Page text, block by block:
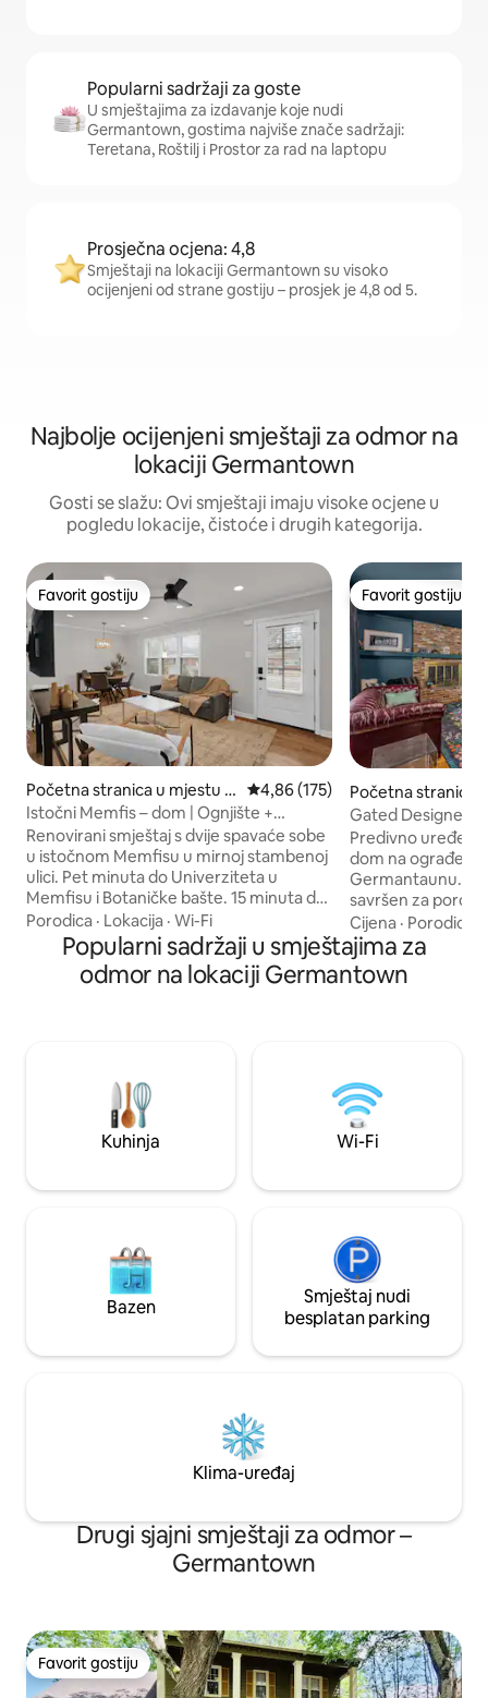
Popularni sadržaji za goste
U smještajima za izdavanje koje nudi
Germantown, gostima najviše znače sadržaji:
Teretana, Roštilj i Prostor za rad na laptopu
Prosječna ocjena: 4,8
Smještaji na lokaciji Germantown su visoko
ocijenjeni od strane gostiju – prosjek je 4,8 od 5.
Najbolje ocijenjeni smještaji za odmor na
lokaciji Germantown
Gosti se slažu: Ovi smještaji imaju visoke ocjene u
pogledu lokacije, čistoće i drugih kategorija.
Favorit gostiju
Favorit gostiju
Početna stranica u mjestu M
emphis
prosječna ocjena 4,86 od 5,
4,86 (175)
Istočni Memfis – dom | Ognjište +
dvorište | Kućni ljubimci su dozvoljeni
Renovirani smještaj s dvije spavaće sobe
u istočnom Memfisu u mirnoj stambenoj
ulici. Pet minuta do Univerziteta u
Memfisu i Botaničke bašte. 15 minuta do
Grejslenda. 20 minuta do ulice Bil i centra
grada. Vrhunac: potpuno ograđeno
dvorište sa ognjištem, savršeno za
kućne ljubimce i večernje roštiljanje.
elektronske brave. Natkriveni parking.
Brzi Wi-Fi. Mašina za pranje i sušenje
veša u smještaju. Kućni ljubimci su
dobrodošli, bez naknade za kućne
Porodica · Lokacija · Wi-Fi
Favorit gostiju
Favorit gostiju
Početna stranica
emphis
Gated Designer
Home
Predivno uređen
dom na
Germantaunu.
savršen za
putovanja. Samo
Germantowna,
sjedišta FedEx-a.
dijelu grada na
sistemom
prostora za
kuhinjom. Ovaj
velike grupe ili
Cijena · Porodica
Popularni sadržaji u smještajima za
odmor na lokaciji Germantown
Kuhinja Wi-Fi
Bazen
Smještaj nudi
besplatan parking
Klima-uređaj
Drugi sjajni smještaji za odmor –
Germantown
Favorit gostiju
Favorit gostiju